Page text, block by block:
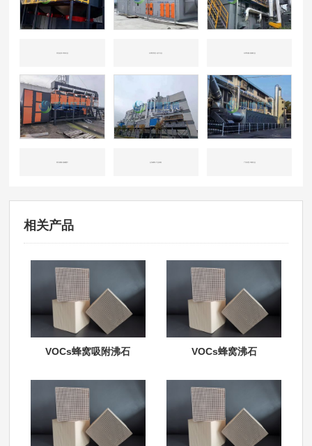
河北沧州-环保行业 天津开发区-化工行业 天津东丽-机械行业
相关产品
VOCs蜂窝吸附沸石 VOCs蜂窝沸石